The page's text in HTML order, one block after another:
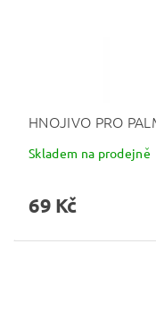
HNOJIVO PRO
Skladem na prodejně
69 Kč